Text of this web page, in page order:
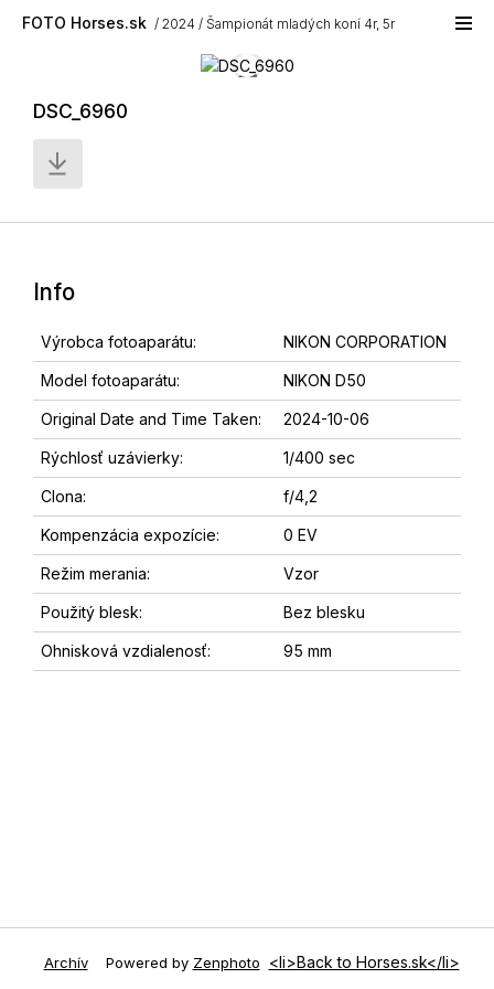
FOTO Horses.sk 2024 Šampionát mladých koní 4r, 5r
DSC_6960
Info
Výrobca fotoaparátu: NIKON CORPORATION
Model fotoaparátu: NIKON D50
Original Date and Time Taken: 2024-10-06
Rýchlosť uzávierky: 1/400 sec
Clona: f/4,2
Kompenzácia expozície: 0 EV
Režim merania: Vzor
Použitý blesk: Bez blesku
Ohnisková vzdialenosť: 95 mm
Archív Powered by Zenphoto <li>Back to Horses.sk</li>